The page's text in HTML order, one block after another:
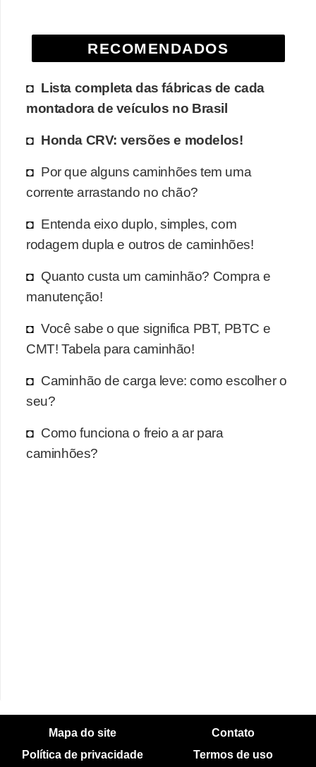
RECOMENDADOS
Lista completa das fábricas de cada
montadora de veículos no Brasil
Honda CRV: versões e modelos!
Por que alguns caminhões tem uma
corrente arrastando no chão?
Entenda eixo duplo, simples, com
rodagem dupla e outros de caminhões!
Quanto custa um caminhão? Compra e
manutenção!
Você sabe o que significa PBT, PBTC e
CMT! Tabela para caminhão!
Caminhão de carga leve: como escolher o
seu?
Como funciona o freio a ar para
caminhões?
Mapa do site
Contato
Política de privacidade
Termos de uso